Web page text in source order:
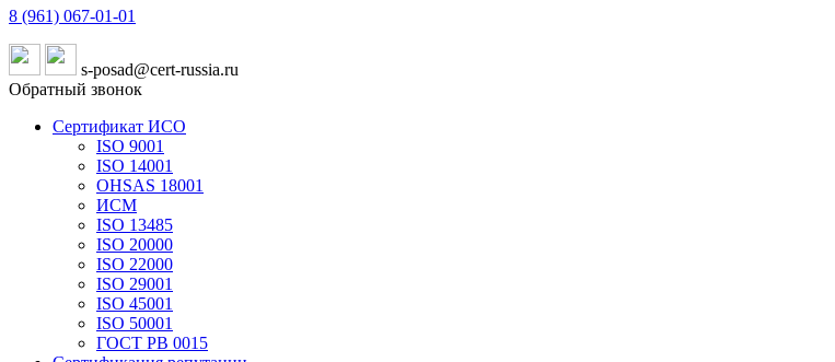
8 (961) 067-01-01
s-posad@cert-russia.ru
Обратный звонок
Сертификат ИСО
ISO 9001
ISO 14001
OHSAS 18001
ИСМ
ISO 13485
ISO 20000
ISO 22000
ISO 29001
ISO 45001
ISO 50001
ГОСТ РВ 0015